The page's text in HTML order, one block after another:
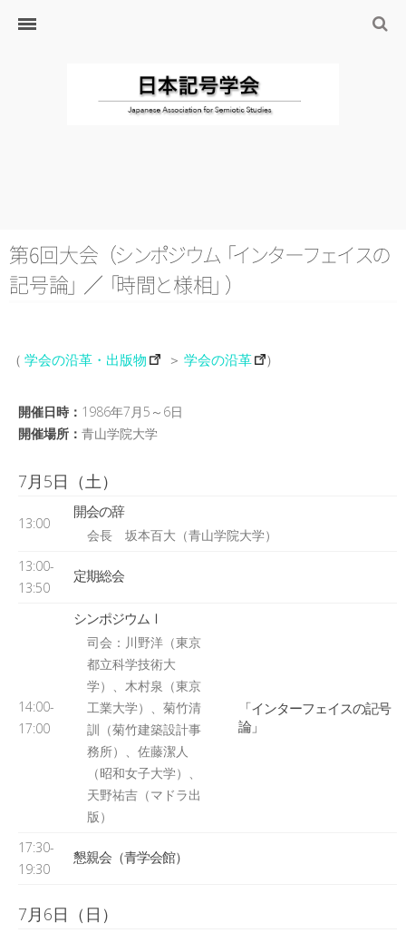
ホーム
学会の沿革
学会の出版物
日本記号学会第46回大会
（2026/7/11・7/12）「パース
記号論のフロンティア」特設ペ
ージ
第6回大会（シンポジウ ム「イ ンターフェイ スの
記号論」 ／「時間と 様相」 ）
（ 学会の沿革・出版物 ＞ 学会の沿革 ）
開催日時： 1986年7月5～6日
開催場所： 青山学院大学
7月5日（土）
13:00
開会の辞
会長 坂本百大（青山学院大学）
13:00-
13:50
定期総会
14:00-
17:00
シンポジウムⅠ
司会：川野洋（東京
都立科学技術大
学）、木村泉（東京
工業大学）、菊竹清
訓（菊竹建築設計事
務所）、佐藤潔人
（昭和女子大学）、
天野祐吉（マドラ出
版）
「インターフェイスの記号
論」
17:30-
19:30
懇親会（青学会館）
7月6日（日）